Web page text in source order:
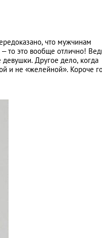
что мужчинам
то это вообще отлично!
Другое дело, когда
и не «желейной». Короче